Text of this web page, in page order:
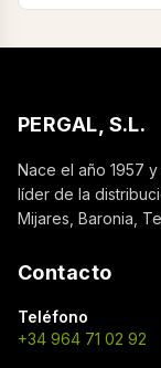
PERGAL, S.L.
Nace el año 1957
líder de la
Mijares, Baronia,
Contacto
Teléfono
+34 964 71 02 92